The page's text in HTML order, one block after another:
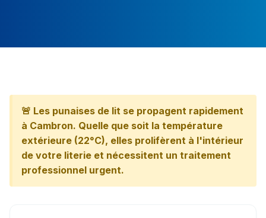
🚨 Les punaises de lit se propagent rapidement
à Cambron. Quelle que soit la température
extérieure (22°C), elles prolifèrent à l'intérieur
de votre literie et nécessitent un traitement
professionnel urgent.